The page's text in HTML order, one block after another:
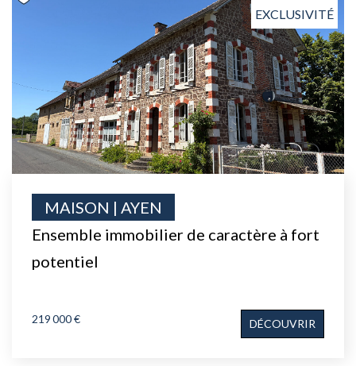
EXCLUSIVITÉ
Ensemble immobilier de caractère à fort
potentiel
MAISON | AYEN
219 000 € DÉCOUVRIR